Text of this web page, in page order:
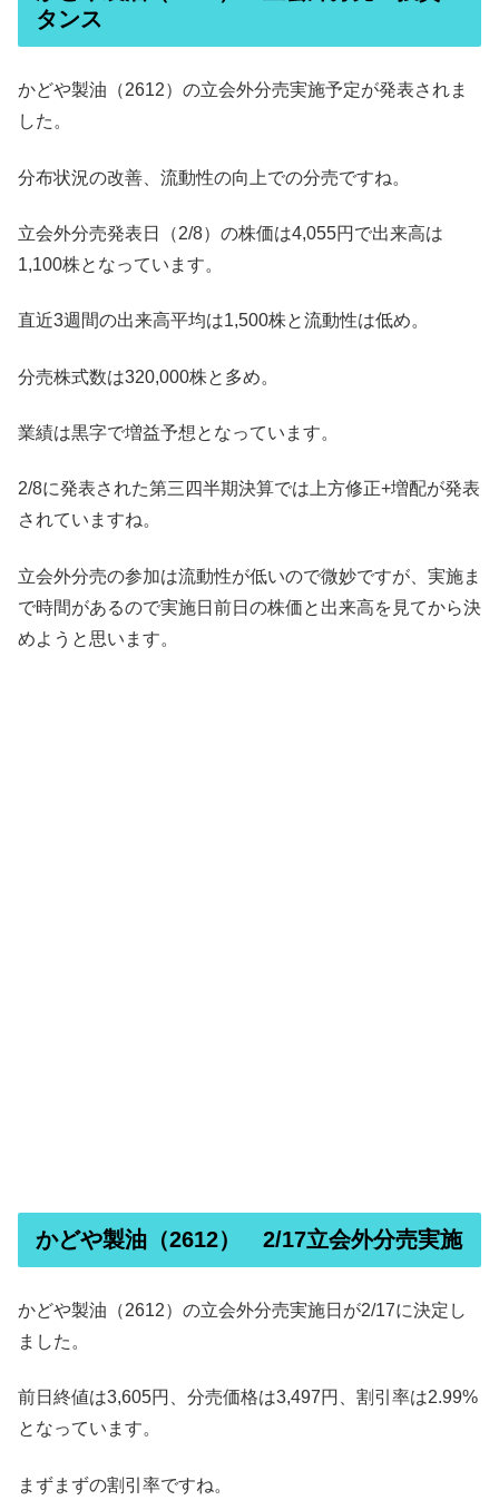
タンス
かどや製油（2612）の立会外分売実施予定が発表されま
した。
分布状況の改善、流動性の向上での分売ですね。
立会外分売発表日（2/8）の株価は4,055円で出来高は
1,100株となっています。
直近3週間の出来高平均は1,500株と流動性は低め。
分売株式数は320,000株と多め。
業績は黒字で増益予想となっています。
2/8に発表された第三四半期決算では上方修正+増配が発表
されていますね。
立会外分売の参加は流動性が低いので微妙ですが、実施ま
で時間があるので実施日前日の株価と出来高を見てから決
めようと思います。
かどや製油（2612） 2/17立会外分売実施
かどや製油（2612）の立会外分売実施日が2/17に決定し
ました。
前日終値は3,605円、分売価格は3,497円、割引率は2.99%
となっています。
まずまずの割引率ですね。